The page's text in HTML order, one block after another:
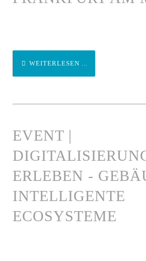
WEITERLESEN ...
EVENT |
ERLEBEN -
INTELLIGENTE
ECOSYSTEME